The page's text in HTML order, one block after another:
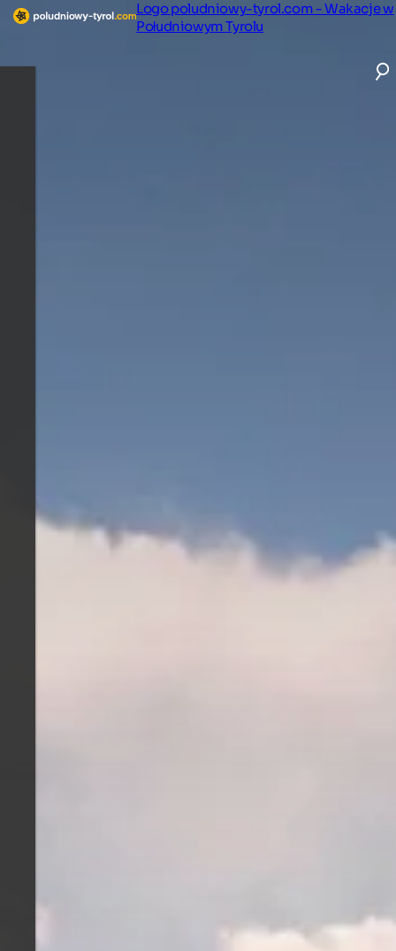
Logo poludniowy-tyrol.com - Wakacje w
Południowym Tyrolu